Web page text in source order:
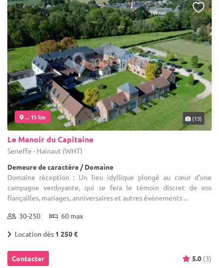
... 15 km (13)
Le Manoir du Capitaine
Seneffe - Hainaut (WHT)
Demeure de caractère / Domaine
Domaine réception : Un lieu idyllique plongé au cœur d'une
campagne verdoyante, qui se fera le témoin discret de vos
fiançailles, mariages, anniversaires et autres événements ...
30-250 60 max
Location dès 1 250 €
Contacter 5.0 (3)